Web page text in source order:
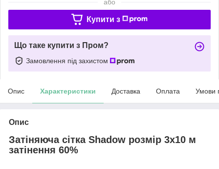
або
Купити з
Що таке купити з Пром?
Замовлення під захистом
Опис Характеристики Доставка Оплата Умови
Опис
Затіняюча сітка Shadow розмір 3х10 м
затінення 60%